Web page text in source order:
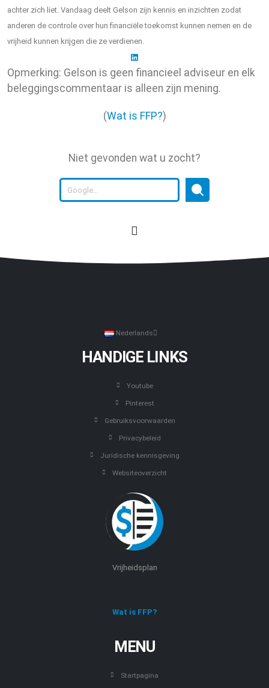
achter zich liet. Vandaag deelt Gelson zijn kennis en inzichten zodat
anderen de controle over hun financiële toekomst kunnen nemen en de
vrijheid kunnen krijgen die ze verdienen.
Opmerking: Gelson is geen financieel adviseur en elk
beleggingscommentaar is alleen zijn mening.
(Wat is FFP?)
Niet gevonden wat u zocht?
Nederlands
HANDIGE LINKS
Youtube
Pinterest
Gebruiksvoorwaarden
Privacybeleid
Juridische kennisgeving
Websiteoverzicht
Vrijheidsplan
Wat is FFP?
MENU
Startpagina